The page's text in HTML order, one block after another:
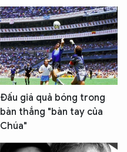
Đấu giá quả bóng trong
bàn thắng "bàn tay của
Chúa"